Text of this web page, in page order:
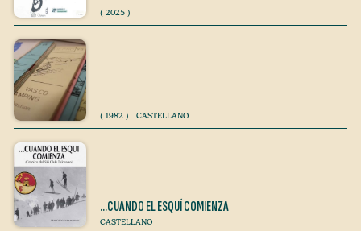
( 2025 )
( 1982 ) CASTELLANO
…CUANDO EL ESQUÍ COMIENZA
CASTELLANO